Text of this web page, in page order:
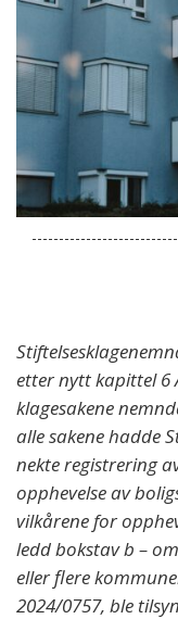
etter nytt kapittel 6
klagesakene
alle sakene hadde
nekte registrering
opphevelse av
vilkårene for
ledd bokstav b –
eller flere
2024/0757, ble